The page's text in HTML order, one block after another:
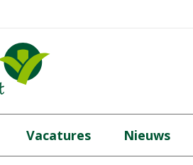
Vacatures Nieuws